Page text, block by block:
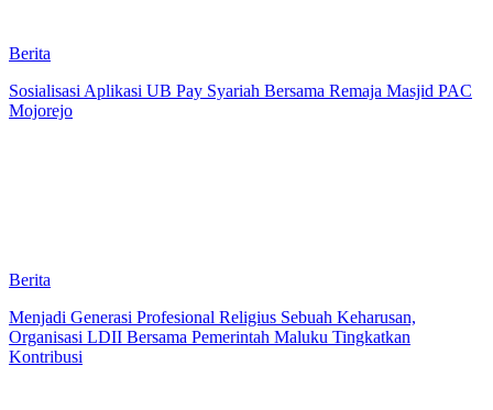
Berita
Sosialisasi Aplikasi UB Pay Syariah Bersama Remaja Masjid PAC
Mojorejo
Berita
Menjadi Generasi Profesional Religius Sebuah Keharusan,
Organisasi LDII Bersama Pemerintah Maluku Tingkatkan
Kontribusi